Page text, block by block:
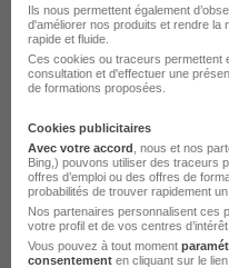
Ils nous permettent également
d'améliorer nos produits et rendre la
rapide et fluide.
Ces cookies ou traceurs permettent
consultation et d'effectuer une
de formations proposées.
Cookies publicitaires
Avec votre accord , nous et nos
Bing,) pouvons utiliser des traceurs
offres d’emploi ou des offres de
probabilités de trouver rapidement
Nos partenaires personnalisent ces
votre profil et de vos centres d’intérêt.
Vous pouvez à tout moment
consentement en cliquant sur le